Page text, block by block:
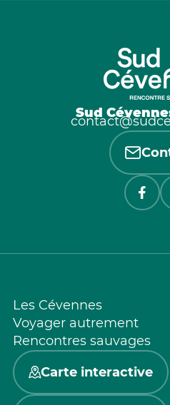
Sud
Les Cévennes
Voyager autrement
Rencontres sauvages
Carte interactive